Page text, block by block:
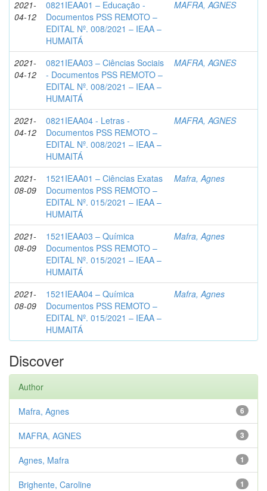
2021-
04-12
0821IEAA01 – Educação -
Documentos PSS REMOTO –
EDITAL Nº. 008/2021 – IEAA –
HUMAITÁ
MAFRA, AGNES
2021-
04-12
0821IEAA03 – Ciências Sociais
- Documentos PSS REMOTO –
EDITAL Nº. 008/2021 – IEAA –
HUMAITÁ
MAFRA, AGNES
2021-
04-12
0821IEAA04 - Letras -
Documentos PSS REMOTO –
EDITAL Nº. 008/2021 – IEAA –
HUMAITÁ
MAFRA, AGNES
2021-
08-09
1521IEAA01 – Ciências Exatas
Documentos PSS REMOTO –
EDITAL Nº. 015/2021 – IEAA –
HUMAITÁ
Mafra, Agnes
2021-
08-09
1521IEAA03 – Química
Documentos PSS REMOTO –
EDITAL Nº. 015/2021 – IEAA –
HUMAITÁ
Mafra, Agnes
2021-
08-09
1521IEAA04 – Química
Documentos PSS REMOTO –
EDITAL Nº. 015/2021 – IEAA –
HUMAITÁ
Mafra, Agnes
Discover
Author
6
Mafra, Agnes
3
MAFRA, AGNES
1
Agnes, Mafra
1
Brighente, Caroline